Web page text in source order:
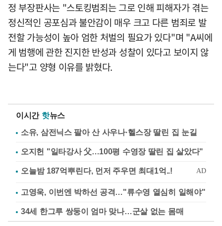
정 부장판사는 "스토킹범죄는 그로 인해 피해자가 겪는
정신적인 공포심과 불안감이 매우 크고 다른 범죄로 발
전할 가능성이 높아 엄한 처벌의 필요가 있다"며 "A씨에
게 범행에 관한 진지한 반성과 성찰이 있다고 보이지 않
는다"고 양형 이유를 밝혔다.
이시간 핫뉴스
소유, 삼전닉스 팔아 산 사우나·헬스장 딸린 집 눈길
오지헌 "일타강사 父…100평 수영장 딸린 집 살았다"
고영욱, 이번엔 박하선 공격…"류수영 열심히 일해야"
34세 한그루 쌍둥이 엄마 맞나…군살 없는 몸매